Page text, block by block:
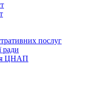
послуг
ради
ЦНАП